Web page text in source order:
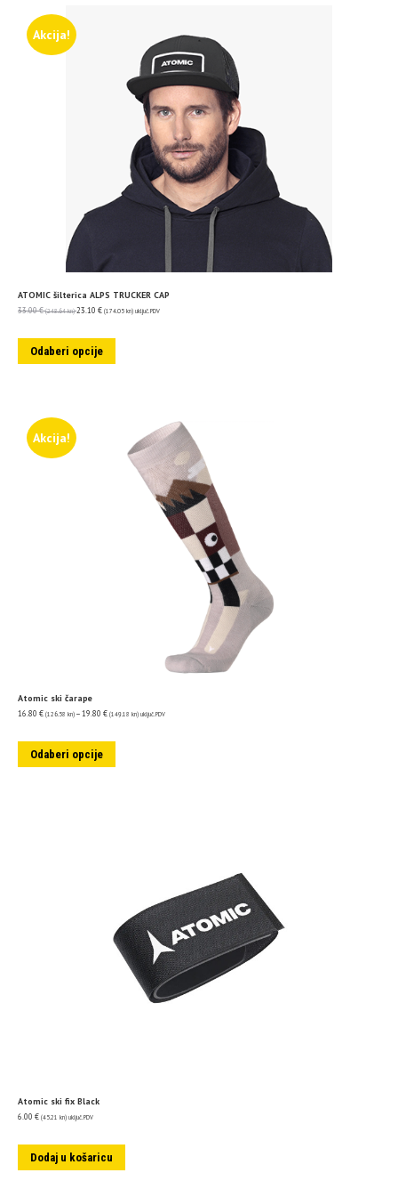
Akcija!
ATOMIC šilterica ALPS TRUCKER CAP
33.00€ (248.64 kn) 23.10 € (174.05 kn) uključ. PDV
Odaberi opcije
Akcija!
Atomic ski čarape
16.80 € (126.58 kn) –19.80 € (149.18 kn) uključ. PDV
Odaberi opcije
Atomic ski fix Black
6.00 € (45.21 kn) uključ. PDV
Dodaj u košaricu